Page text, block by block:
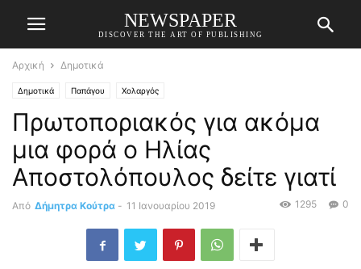
NEWSPAPER
DISCOVER THE ART OF PUBLISHING
Αρχική Δημοτικά
Δημοτικά Παπάγου Χολαργός
Πρωτοποριακός για ακόμα
μια φορά ο Ηλίας
Αποστολόπουλος δείτε γιατί
Από Δήμητρα Κούτρα - 11 Ιανουαρίου 2019 0
1295